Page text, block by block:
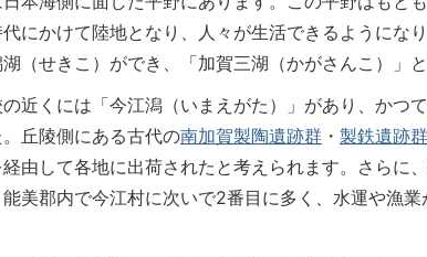
にかけて陸地となり、人々が生活できるようにな
（せきこ）ができ、「加賀三湖（かがさんこ）」
近くには「今江潟（いまえがた）」があり、かつ
丘陵側にある古代の南加賀製陶遺跡群 ・ 製鉄遺跡群
由して各地に出荷されたと考えられます。さらに
美郡内で今江村に次いで2番目に多く、水運や漁業